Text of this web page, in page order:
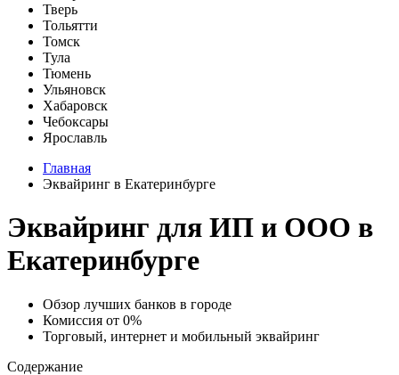
Тверь
Тольятти
Томск
Тула
Тюмень
Ульяновск
Хабаровск
Чебоксары
Ярославль
Главная
Эквайринг в Екатеринбурге
Эквайринг для ИП и ООО в
Екатеринбурге
Обзор лучших банков в городе
Комиссия от 0%
Торговый, интернет и мобильный эквайринг
Содержание